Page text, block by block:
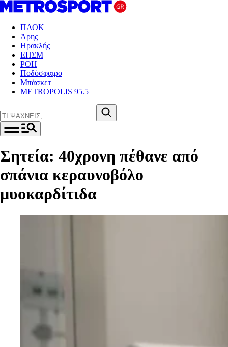
ΠΑΟΚ
Άρης
Ηρακλής
ΕΠΣΜ
ΡΟΗ
Ποδόσφαιρο
Μπάσκετ
METROPOLIS 95.5
Σητεία: 40χρονη πέθανε από
σπάνια κεραυνοβόλο
μυοκαρδίτιδα